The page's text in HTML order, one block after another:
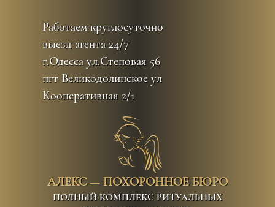
АЛЕКС — ПОХОРОННОЕ БЮРО
ПОЛНЫЙ КОМПЛЕКС РИТУАЛЬНЫХ
Работаем круглосуточно
выезд агента 24/7
г.Одесса ул.Степовая 56
пгт Великодолинское ул
Кооперативная 2/1